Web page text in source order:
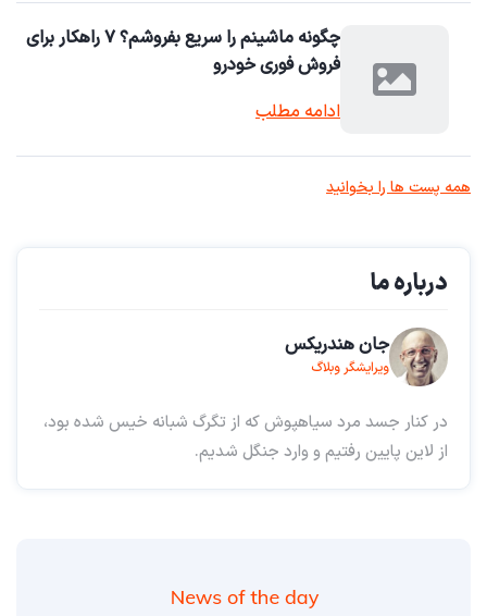
چگونه ماشینم را سریع بفروشم؟ ۷ راهکار برای
فروش فوری خودرو
ادامه مطلب
همه پست ها را بخوانید
درباره ما
جان هندریکس
ویرایشگر وبلاگ
در کنار جسد مرد سیاهپوش که از تگرگ شبانه خیس شده بود،
از لاین پایین رفتیم و وارد جنگل شدیم.